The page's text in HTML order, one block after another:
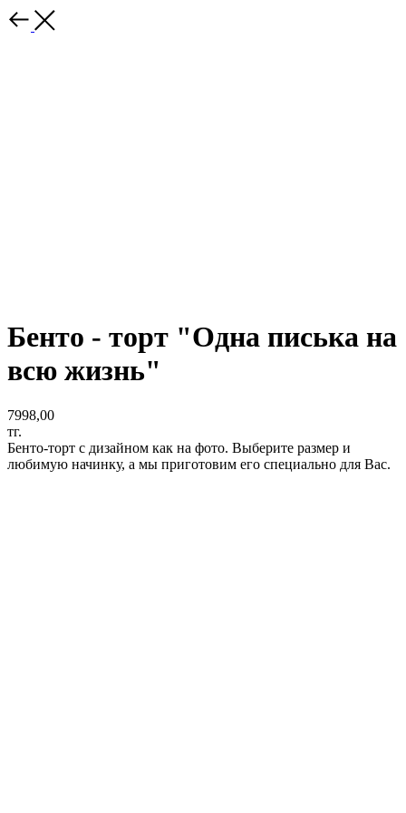
Бенто - торт "Одна писька на
всю жизнь"
7998,00
тг.
Бенто-торт с дизайном как на фото. Выберите размер и
любимую начинку, а мы приготовим его специально для Вас.